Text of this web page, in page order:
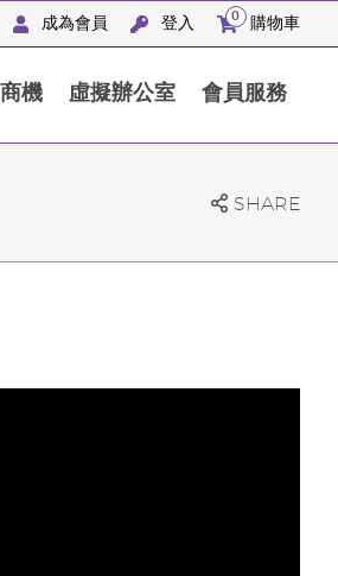
成為會員 登入 0 購物車
商機 虛擬辦公室 會員服務
SHARE